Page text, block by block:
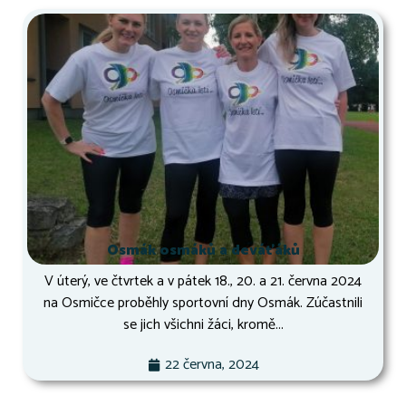
Osmák osmáků a deváťáků
V úterý, ve čtvrtek a v pátek 18., 20. a 21. června 2024
na Osmičce proběhly sportovní dny Osmák. Zúčastnili
se jich všichni žáci, kromě...
22 června, 2024